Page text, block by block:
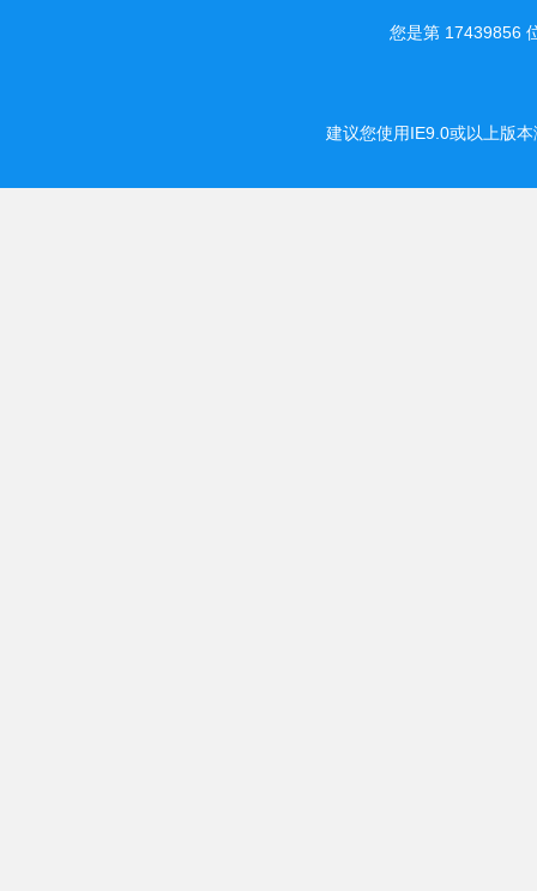
您是第 17439856
建议您使用IE9.0或以上版